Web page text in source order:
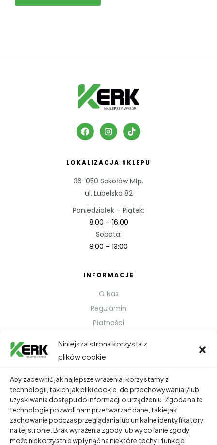
Niniejsza strona korzysta z
plików cookie
Aby zapewnić jak najlepsze wrażenia, korzystamy z
technologii, takich jak pliki cookie, do przechowywania i/lub
uzyskiwania dostępu do informacji o urządzeniu. Zgoda na te
technologie pozwoli nam przetwarzać dane, takie jak
zachowanie podczas przeglądania lub unikalne identyfikatory
na tej stronie. Brak wyrażenia zgody lub wycofanie zgody
może niekorzystnie wpłynąć na niektóre cechy i funkcje.
LOKALIZACJA SKLEPU
36-050 Sokołów Młp.
ul. Lubelska 82
Poniedziałek – Piątek:
8:00 – 16:00
Sobota:
8:00 – 13:00
INFORMACJE
O Nas
Regulamin
Płatności
TWOJE KONTO
Dane Osobowe
Zamówienia
Adresy